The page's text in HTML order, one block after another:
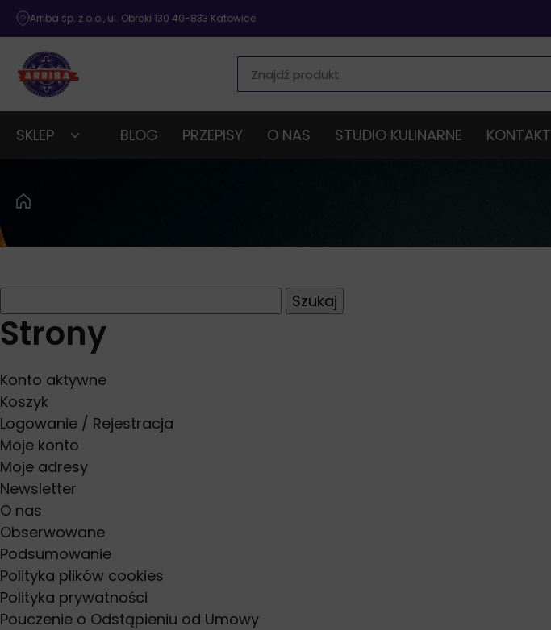
Arriba sp. z o.o., ul. Obroki 130 40-833 Katowice
SKLEP BLOG PRZEPISY O NAS STUDIO KULINARNE KONTAKT
Strony
Konto aktywne
Koszyk
Logowanie / Rejestracja
Moje konto
Moje adresy
Newsletter
O nas
Obserwowane
Podsumowanie
Polityka plików cookies
Polityka prywatności
Pouczenie o Odstąpieniu od Umowy